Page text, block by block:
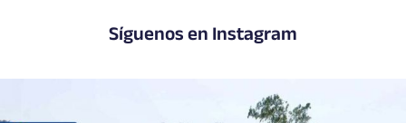
Síguenos en Instagram